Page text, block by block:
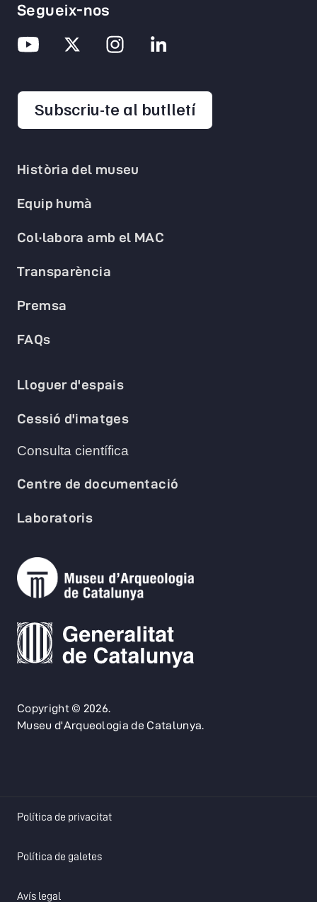
Copyright © 2026.
Museu d'Arqueologia de Catalunya.
Història del museu
Equip humà
Col·labora amb el MAC
Transparència
Premsa
FAQs
Lloguer d'espais
Cessió d'imatges
Consulta científica
Centre de documentació
Laboratoris
Segueix-nos
Subscriu-te al butlletíopens in a new
Política de privacitatopens in a new tab
Política de galetesopens in a new tab
Avís legal